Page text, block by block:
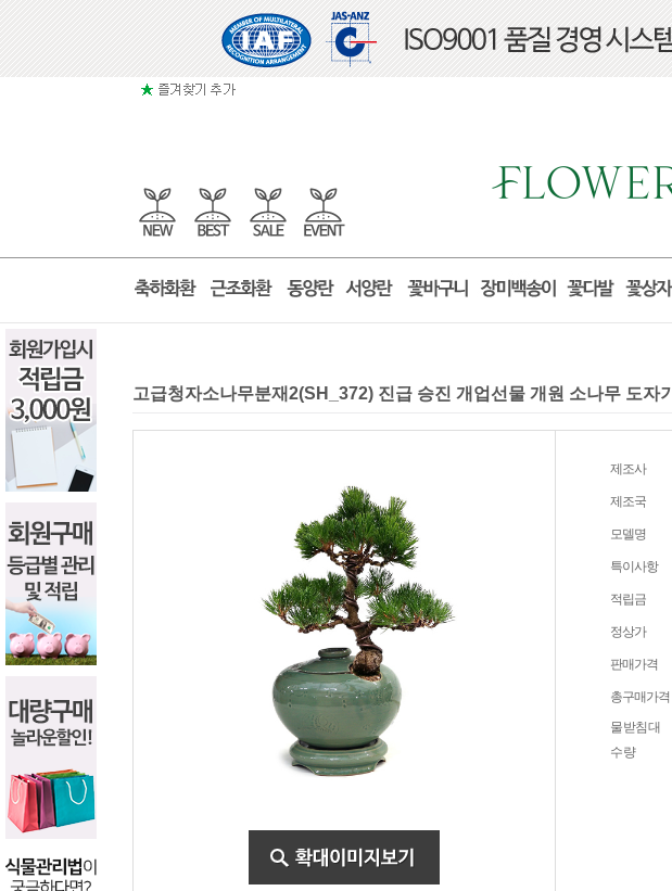
고급청자소나무분재2(SH_372) 진급 승진 개업선물 개원 소나무 도자기
제조사
제조국
모델명
특이사항
적립금
정상가
판매가격
총구매가격
물받침대
수량